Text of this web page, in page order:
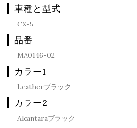
車種と型式
CX-5
品番
MA0146-02
カラー1
Leatherブラック
カラー2
Alcantaraブラック